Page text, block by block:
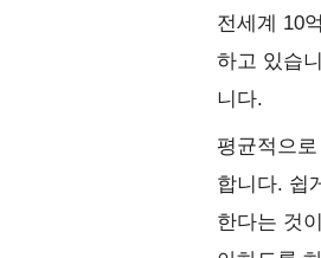
전세계 10
하고 있습
니다.
평균적으
합니다. 쉽
한다는 것